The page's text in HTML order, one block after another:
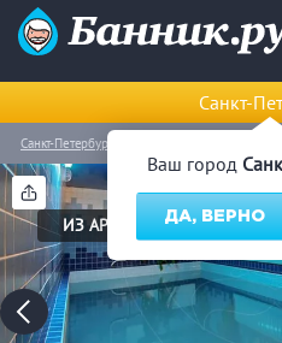
Ваш город
ДА, ВЕРНО
Санкт-
ИЗ АРХИВА
Санкт-Петербург